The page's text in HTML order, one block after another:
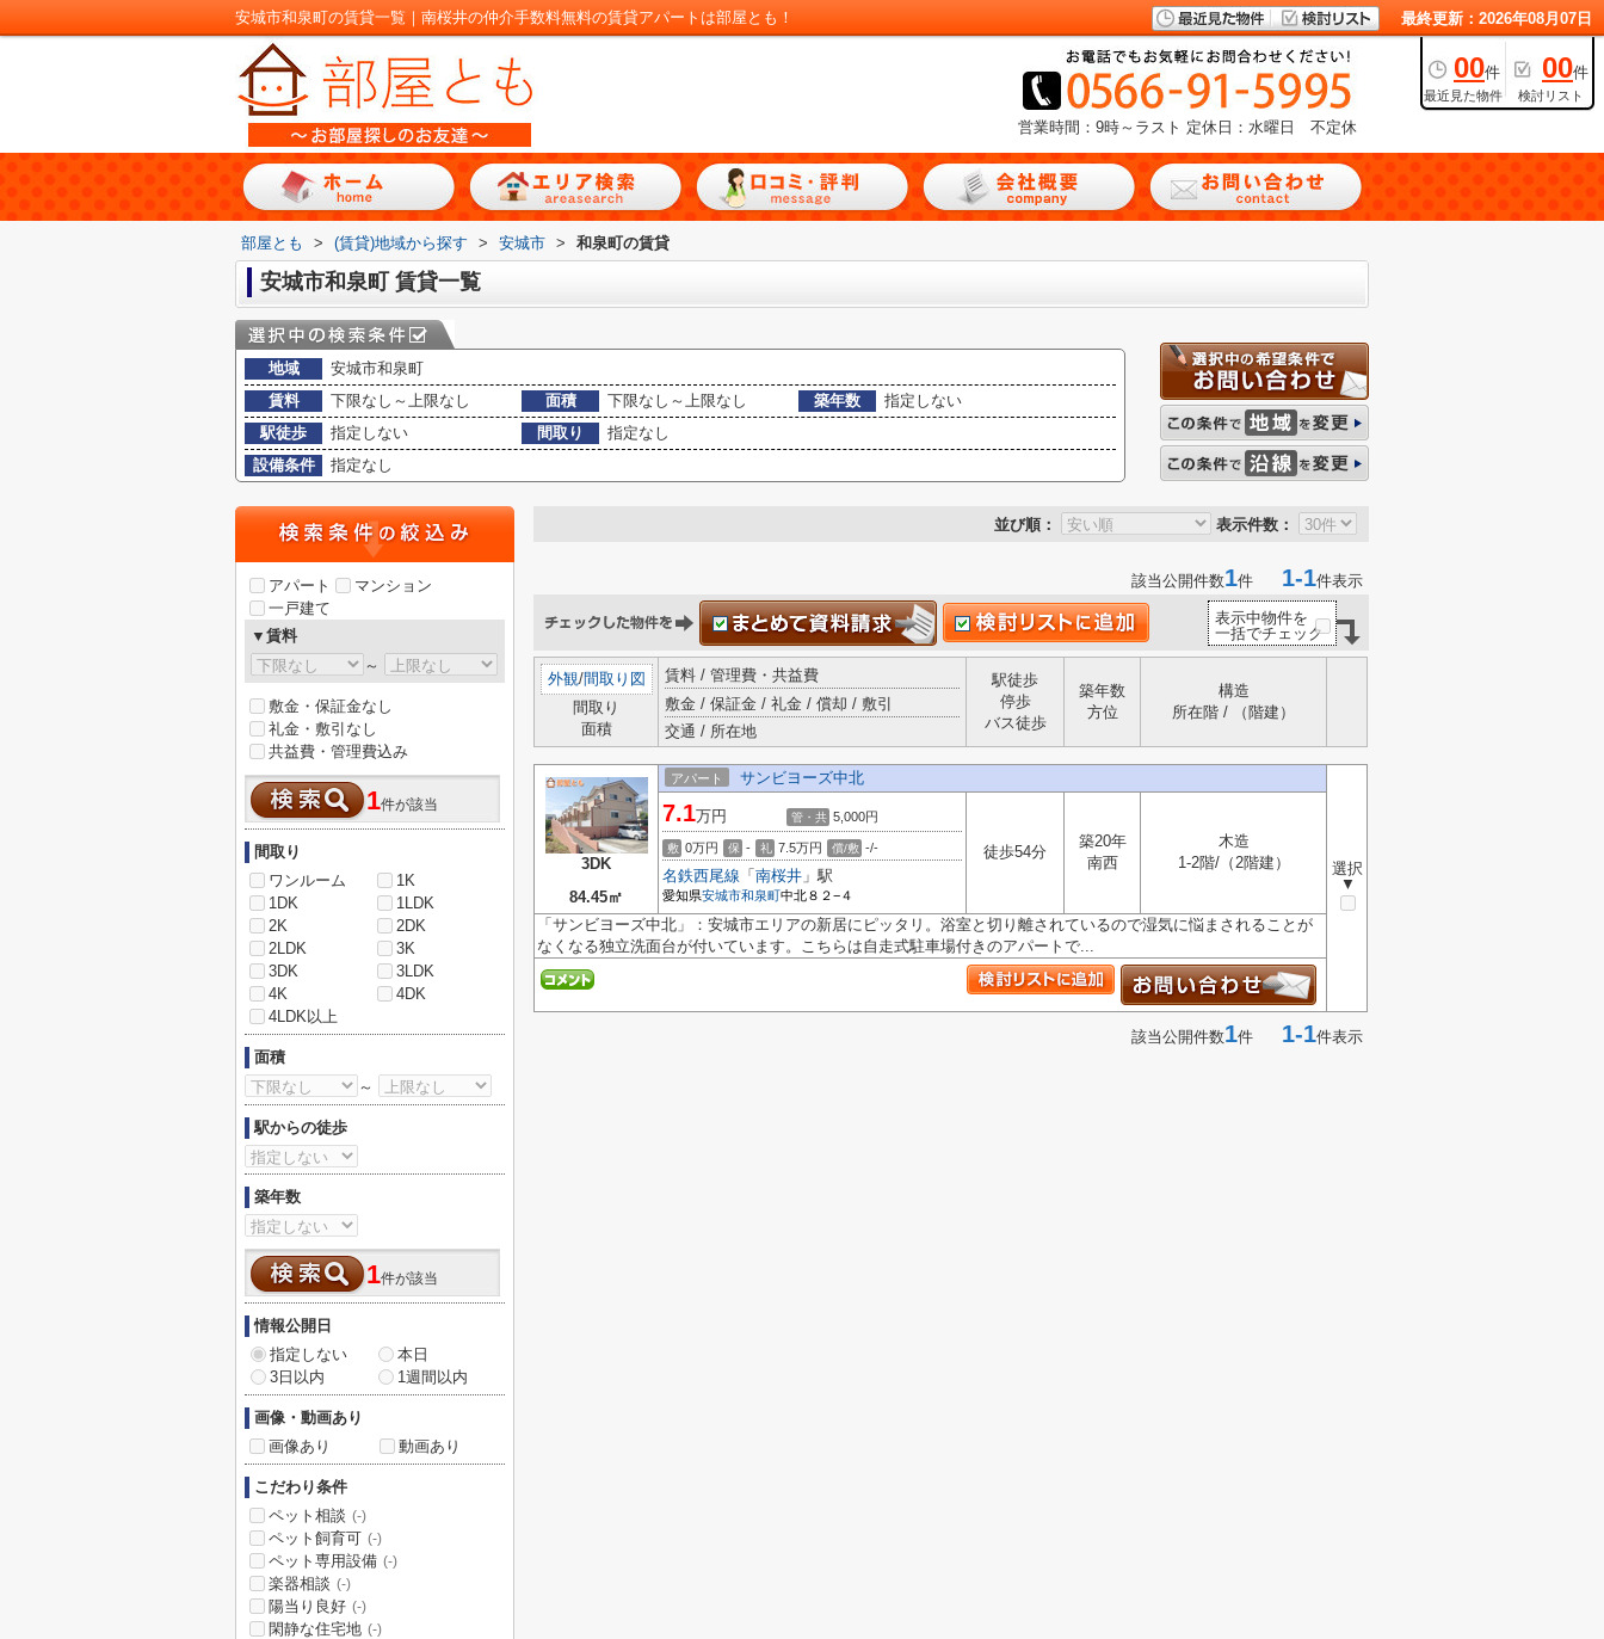
安城市和泉町の賃貸一覧｜南桜井の仲介手数料無料の賃貸アパートは部屋とも！ 最終更新：2026年08月07日
00件
最近見た物件
00件
検討リスト
営業時間：9時～ラスト 定休日：水曜日 不定休
部屋とも > (賃貸)地域から探す > 安城市 > 和泉町の賃貸
安城市和泉町 賃貸一覧
地域
安城市和泉町
賃料
下限なし～上限なし 面積 下限なし～上限なし 築年数
指定しない
駅徒歩
指定しない 間取り
指定なし
設備条件
指定なし
並び順： 表示件数：
該当公開件数1件 1-1件表示
表示中物件を
一括でチェック
外観/間取り図
間取り
面積
賃料 / 管理費・共益費
敷金 / 保証金 / 礼金 / 償却 / 敷引
交通 / 所在地
駅徒歩
停歩
バス徒歩
築年数
方位
構造
所在階 / （階建）
3DK
84.45㎡
アパート サンビヨーズ中北
選択
▼
7.1万円 管・共 5,000円
敷 0万円 保 - 礼 7.5万円 償/敷 -/-
名鉄西尾線 「 南桜井 」駅
愛知県安城市和泉町中北８２−４
徒歩54分
築20年
南西
木造
1-2階/（2階建）
「サンビヨーズ中北」：安城市エリアの新居にピッタリ。浴室と切り離されているので湿気に悩まされることが
なくなる独立洗面台が付いています。こちらは自走式駐車場付きのアパートで...
該当公開件数1件 1-1件表示
アパート
マンション
一戸建て
▼賃料
～
敷金・保証金なし
礼金・敷引なし
共益費・管理費込み
1件が該当
間取り
ワンルーム
1K
1DK
1LDK
2K
2DK
2LDK
3K
3DK
3LDK
4K
4DK
4LDK以上
面積
～
駅からの徒歩
築年数
1件が該当
情報公開日
指定しない
本日
3日以内
1週間以内
画像・動画あり
画像あり
動画あり
こだわり条件
ペット相談 (-)
ペット飼育可 (-)
ペット専用設備 (-)
楽器相談 (-)
陽当り良好 (-)
閑静な住宅地 (-)